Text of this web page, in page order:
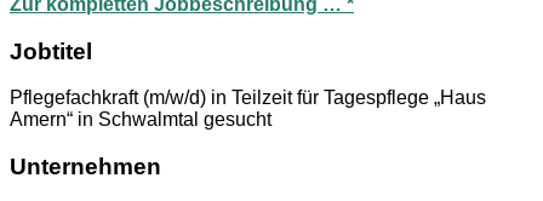
Jobtitel
Pflegefachkraft (m/w/d) in Teilzeit für Tagespflege „Haus
Amern“ in Schwalmtal gesucht
Unternehmen